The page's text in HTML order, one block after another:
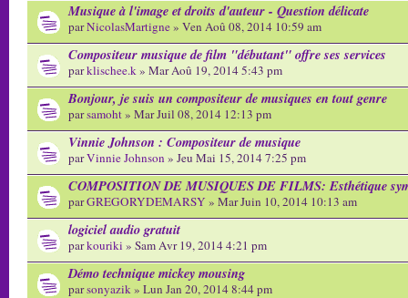
Musique à l'image et droits d'auteur - Question délicate
parNicolasMartigne» Ven Aoû 08, 2014 10:59 am
Compositeur musique de film "débutant" offre ses services
parklischee.k» Mar Aoû 19, 2014 5:43 pm
Bonjour, je suis un compositeur de musiques en tout genre
parsamoht» Mar Juil 08, 2014 12:13 pm
Vinnie Johnson : Compositeur de musique
parVinnie Johnson » Jeu Mai 15, 2014 7:25 pm
COMPOSITION DE MUSIQUES DE FILMS: Esthétique
parGREGORYDEMARSY » Mar Juin 10, 2014 10:13 am
logiciel audio gratuit
parkouriki » Sam Avr 19, 2014 4:21 pm
Démo technique mickey mousing
parsonyazik» Lun Jan 20, 2014 8:44 pm